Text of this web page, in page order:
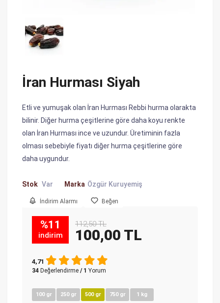
İran Hurması Siyah
Etli ve yumuşak olan İran Hurması Rebbi hurma olarakta
bilinir. Diğer hurma çeşitlerine göre daha koyu renkte
olan İran Hurması ince ve uzundur. Üretiminin fazla
olması sebebiyle fiyatı diğer hurma çeşitlerine göre
daha uygundur.
Stok Var Marka Özgür Kuruyemiş
İndirim Alarmı Beğen
%11
indirim
112,50 TL
100,00 TL
4,71
34 Değerlendirme / 1 Yorum
100 gr 250 gr 500 gr 750 gr 1 kg